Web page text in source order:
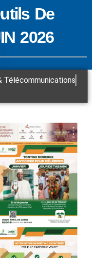
De
2026
Télécommunications